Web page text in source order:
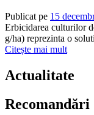
Publicat pe 15
Erbicidarea culturilor
g/ha) reprezinta o
Citește mai mult
Actualitate
Recomandări